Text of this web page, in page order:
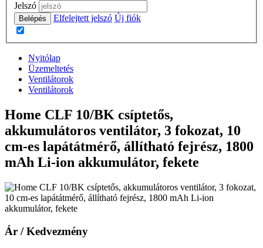
Jelszó
Belépés Elfelejtett jelszó Új fiók
Nyitólap
Üzemeltetés
Ventilátorok
Ventilátorok
Home CLF 10/BK csíptetős,
akkumulátoros ventilátor, 3 fokozat, 10
cm-es lapátátmérő, állítható fejrész, 1800
mAh Li-ion akkumulátor, fekete
Ár / Kedvezmény